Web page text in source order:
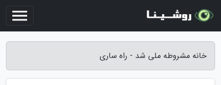
خانه مشروطه ملی شد - راه ساری